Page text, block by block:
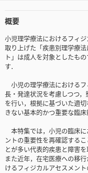
概要
小児理学療法におけるフィ
取り上げた「疾患別理学療
ト」は成人を対象としたも
す．
小児の理学療法における
長・発達状況を考慮しつつ
を行い，根拠に基づいた適
きない基本的かつ重要な臨床
本特集では，小児の臨床
ントの重要性を再確認する
とが多い代表的疾患と障害を
また近年，在宅医療への移
けるフィジカルアセスメント